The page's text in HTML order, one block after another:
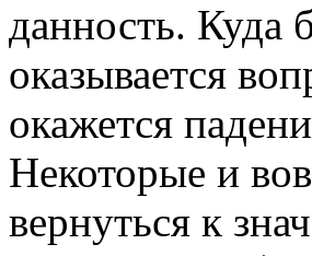
данность. Куда
оказывается
окажется
Некоторые и
вернуться к